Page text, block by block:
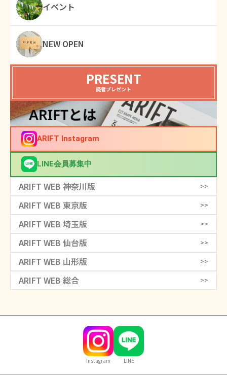
イベント
NEW OPEN
PRESENT
読者プレゼント
ARIFT Instagram
LINE会員募集中
ARIFT WEB 神奈川版 >>
ARIFT WEB 東京版 >>
ARIFT WEB 埼玉版 >>
ARIFT WEB 仙台版 >>
ARIFT WEB 山形版 >>
ARIFT WEB 総合 >>
Instagram LINE